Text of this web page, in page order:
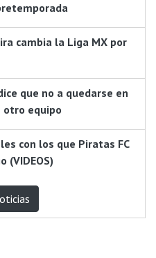
cambia la Liga MX por
que no a quedarse en
otro equipo
con los que Piratas FC
(VIDEOS)